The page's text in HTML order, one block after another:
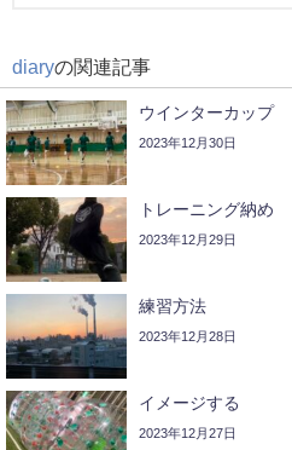
diaryの関連記事
ウインターカップ
2023年12月30日
トレーニング納め
2023年12月29日
練習方法
2023年12月28日
イメージする
2023年12月27日